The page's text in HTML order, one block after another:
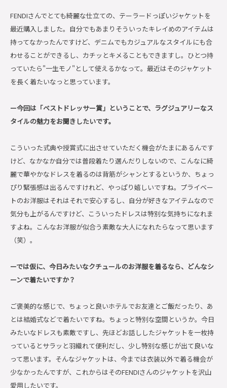
FENDIさんでとても綺麗な仕立ての、テーラードっぽいジャケットを
最近購入しました。自分でもあまりそういったキレイめのアイテムは
持ってなかったんですけど、デニムでもカジュアルなスタイルにも合
わせることができるし、カチッとキメることもできますし。ひとつ持
っていたら"一生モノ"として使えるかなって。最近はそのジャケット
を長く着たいなっと思っています。
ー今回は「ベストドレッサー賞」ということで、ラグジュアリーなス
タイルの魅力をお聞きしたいです。
こういった式典や授賞式に出させていただく機会がたまにあるんです
けど、なかなか自分では普段着たり選んだりしないので、こんなに綺
麗で華やかなドレスを着るのは背筋がシャンとするというか、ちょっ
ぴり緊張感は出るんですけれど、やっぱり嬉しいですね。プライベー
トのお洋服はそれはそれで安心するし、自分が好きなアイテムなので
気分も上がるんですけど、こういったドレスは特別な気持ちになれま
すよね。こんなお洋服が似合う素敵な大人になれたらなって思います
（笑）。
ーでは仮に、今日みたいなクチュールのお洋服を着るなら、どんなシ
ーンで着たいですか？
ご褒美的な感じで、ちょっと良いホテルでお友達とご飯だったり、あ
とは結婚式などで着たいですね。ちょっと特別な空間というか。今日
みたいなドレスも素敵ですし、先ほどお話ししたジャケットを一枚持
っているとサラッと羽織れて便利だし、少し特別な感じが出て良いな
って思います。そんなジャケットは、今までは衣装以外で着る機会が
少なかったんですが、これからはそのFENDIさんのジャケットを沢山
愛用したいです。